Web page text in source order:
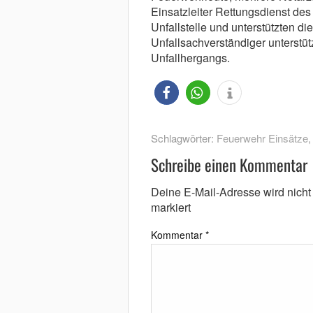
Einsatzleiter Rettungsdienst
Unfallstelle und unterstützten
Unfallsachverständiger
Unfallhergangs.
Schlagwörter: Feuerwehr Einsätze,
Schreibe einen Kommentar
Deine E-Mail-Adresse wird
markiert
Kommentar *